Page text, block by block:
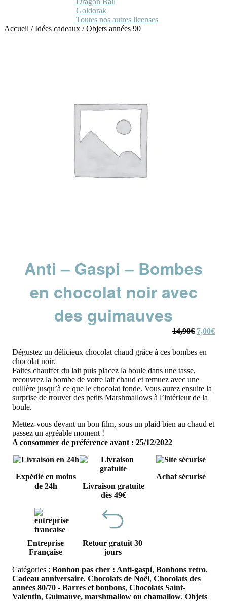
Goldorak
Toutes nos autres licenses
Accueil /Idées cadeaux /Objets années 90
Anti – Gaspi – Bombes
en chocolat noir avec
des guimauves
14,90€ Le
était :
7,00€Le
Dégustez un délicieux chocolat chaud grâce à ces bombes en
chocolat noir.
Faites chauffer du lait puis placez la boule dans une tasse,
recouvrez la bombe de votre lait chaud et remuez avec une
cuillère jusqu’à ce que le chocolat fonde. Vous aurez ensuite la
surprise de trouver des petits Marshmallows à l’intérieur de la
boule.
Mettez-vous devant un bon film, sous un plaid bien au chaud et
passez un agréable moment !
A consommer de préférence avant : 25/12/2022
Expédié en moins
de 24h
Livraison gratuite
dès 49€
Achat sécurisé
Entreprise
Française
Retour gratuit 30
jours
Catégories : Bonbon pas cher : Anti-gaspi, Bonbons retro,
Cadeau anniversaire, Chocolats de Noël, Chocolats des
années 80/70 - Barres et bonbons, Chocolats Saint-
Valentin, Guimauve, marshmallow ou chamallow, Objets